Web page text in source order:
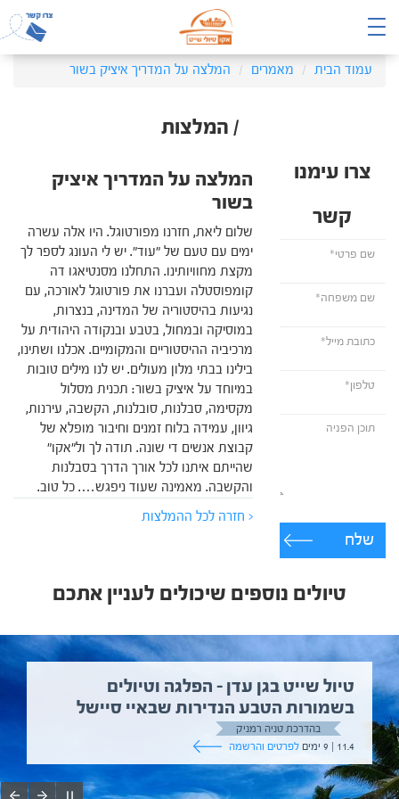
עמוד הבית מאמרים המלצה על המדריך איציק בשור
/ המלצות
צרו עימנו
קשר
שלח
המלצה על המדריך איציק
בשור
שלום ליאת, חזרנו מפורטוגל. היו אלה עשרה
ימים עם טעם של "עוד". יש לי העונג לספר לך
מקצת מחוויותינו. התחלנו מסנטיאגו דה
קומפוסטלה ועברנו את פורטוגל לאורכה, עם
נגיעות בהיסטוריה של המדינה, בנצרות,
במוסיקה ובמחול, בטבע ובנקודה היהודית על
מרכיביה ההיסטוריים והמקומיים. אכלנו ושתינו,
בילינו בבתי מלון מעולים. יש לנו מילים טובות
במיוחד על איציק בשור: תכנית מסלול
מקסימה, סבלנות, סובלנות, הקשבה, עירנות,
גיוון, עמידה בלוח זמנים וחיבור מופלא של
קבוצת אנשים די שונה. תודה לך ול"אקו"
שהייתם איתנו לכל אורך הדרך בסבלנות
והקשבה. מאמינה שעוד ניפגש…. כל טוב.
< חזרה לכל ההמלצות
טיולים נוספים שיכולים לעניין אתכם
טיול שייט בגן עדן – הפלגה וטיולים
בשמורות הטבע הנדירות שבאיי סיישל
בהדרכת טניה רמניק
11.4 | 9 ימים
לפרטים והרשמה